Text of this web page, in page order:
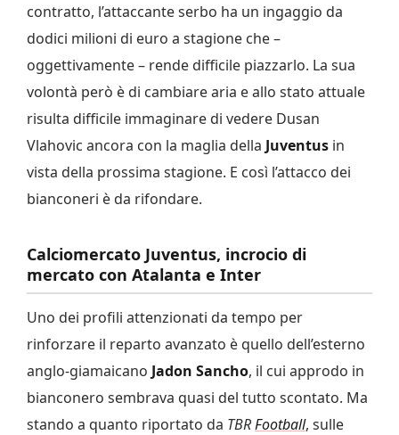
contratto, l’attaccante serbo ha un ingaggio da
dodici milioni di euro a stagione che –
oggettivamente – rende difficile piazzarlo. La sua
volontà però è di cambiare aria e allo stato attuale
risulta difficile immaginare di vedere Dusan
Vlahovic ancora con la maglia della Juventus in
vista della prossima stagione. E così l’attacco dei
bianconeri è da rifondare.
Calciomercato Juventus, incrocio di
mercato con Atalanta e Inter
Uno dei profili attenzionati da tempo per
rinforzare il reparto avanzato è quello dell’esterno
anglo-giamaicano Jadon Sancho, il cui approdo in
bianconero sembrava quasi del tutto scontato. Ma
stando a quanto riportato da TBRFootball, sulle